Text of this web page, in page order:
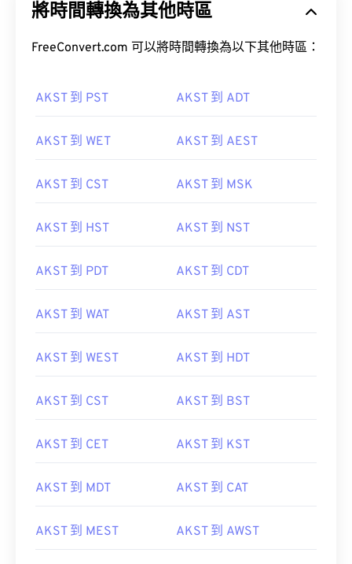
將時間轉換為其他時區
FreeConvert.com 可以將時間轉換為以下其他時區：
AKST 到 PST AKST 到 ADT
AKST 到 WET AKST 到 AEST
AKST 到 CST AKST 到 MSK
AKST 到 HST AKST 到 NST
AKST 到 PDT AKST 到 CDT
AKST 到 WAT AKST 到 AST
AKST 到 WEST AKST 到 HDT
AKST 到 CST AKST 到 BST
AKST 到 CET AKST 到 KST
AKST 到 MDT AKST 到 CAT
AKST 到 MEST AKST 到 AWST